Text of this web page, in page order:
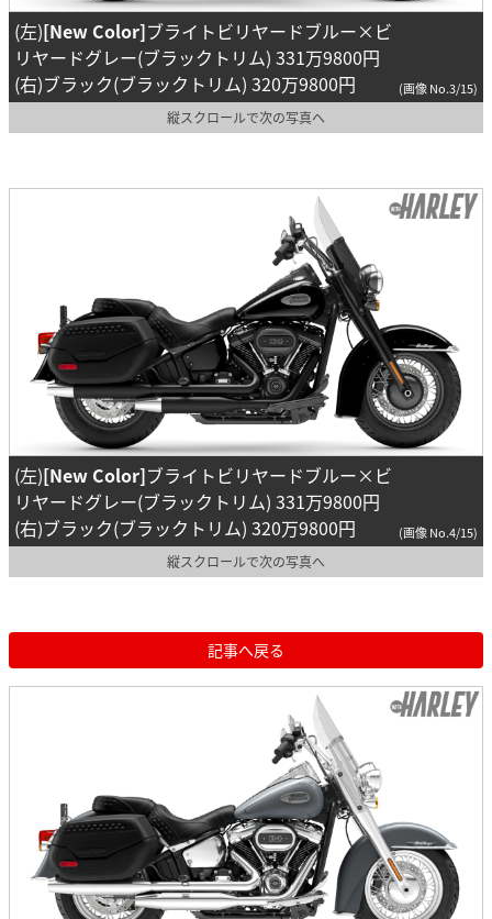
(左)[New Color]ブライトビリヤードブルー×ビ
リヤードグレー(ブラックトリム) 331万9800円
(右)ブラック(ブラックトリム) 320万9800円
(画像 No.3/15)
縦スクロールで次の写真へ
(左)[New Color]ブライトビリヤードブルー×ビ
リヤードグレー(ブラックトリム) 331万9800円
(右)ブラック(ブラックトリム) 320万9800円
(画像 No.4/15)
縦スクロールで次の写真へ
記事へ戻る